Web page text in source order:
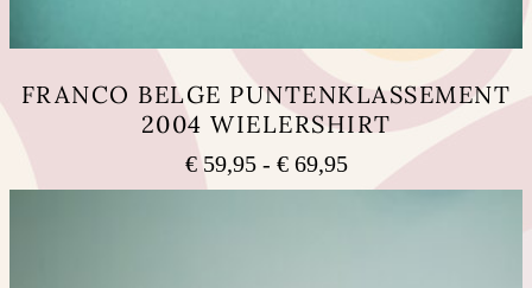
FRANCO BELGE PUNTENKLASSEMENT
2004 WIELERSHIRT
€59,95 - €69,95Prijsklasse:
€ 59,95